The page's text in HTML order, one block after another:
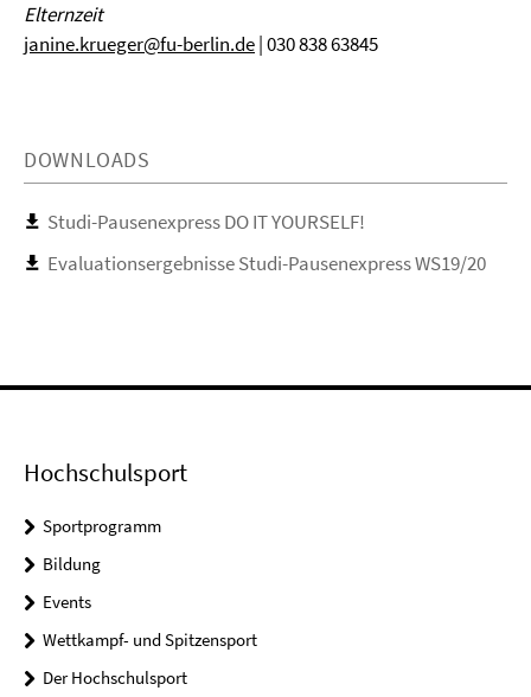
Elternzeit
janine.krueger@fu-berlin.de| 030 838 63845
DOWNLOADS
Studi-Pausenexpress DO IT YOURSELF!
Evaluationsergebnisse Studi-Pausenexpress WS19/20
Hochschulsport
Sportprogramm
Bildung
Events
Wettkampf- und Spitzensport
Der Hochschulsport